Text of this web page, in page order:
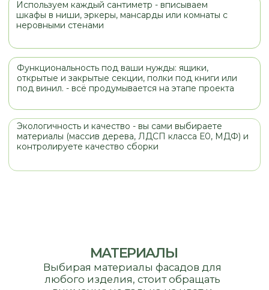
любого изделия, стоит обращать
внимание не только на цвет и
стоимость, но и на назначение
изделия, место его установки (кухня,
прихожая, санузел). При правильнои
выборе мебель будет служить вам и